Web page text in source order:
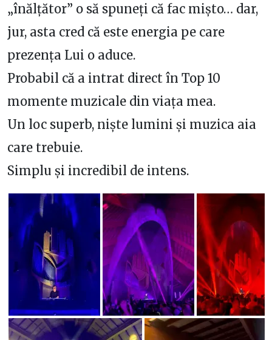
„înălțător” o să spuneți că fac mișto… dar,
jur, asta cred că este energia pe care
prezența Lui o aduce.
Probabil că a intrat direct în Top 10
momente muzicale din viața mea.
Un loc superb, niște lumini și muzica aia
care trebuie.
Simplu și incredibil de intens.